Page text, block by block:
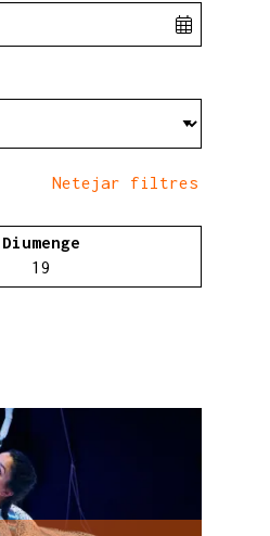
Netejar filtres
Diumenge
19